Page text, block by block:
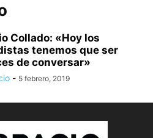
Collado: «Hoy los
tenemos que ser
de conversar»
- 5 febrero, 2019